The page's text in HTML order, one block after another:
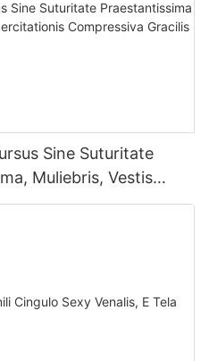
Sine Suturitate
Muliebris, Vestis
Gracilis et Apta,